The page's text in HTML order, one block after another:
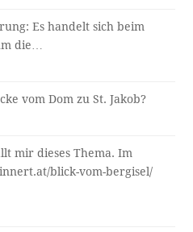
Es handelt sich beim
die…
vom Dom zu St. Jakob?
mir dieses Thema. Im
blick-vom-bergisel/